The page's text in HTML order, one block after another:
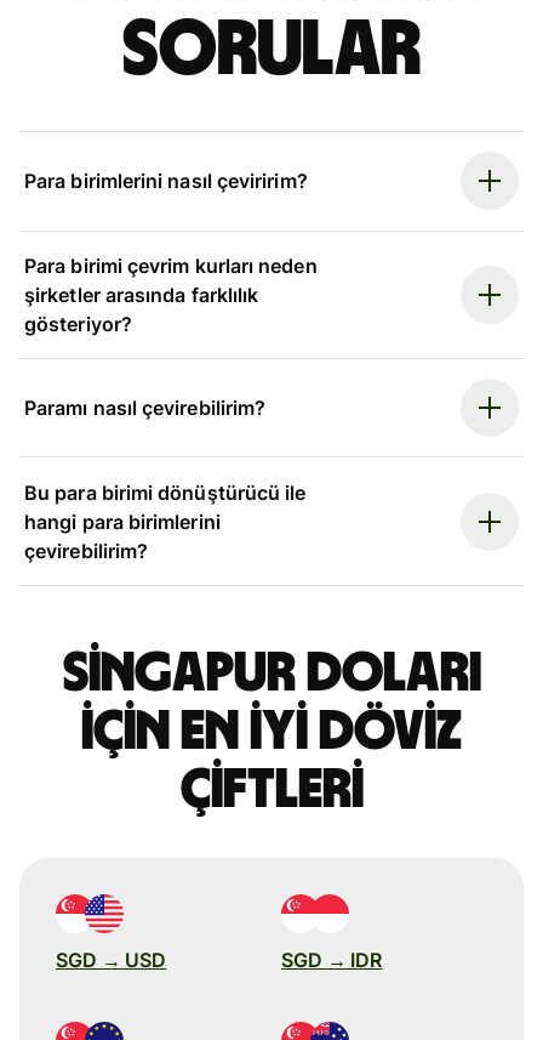
sorular
Para birimlerini nasıl çeviririm?
Para birimi çevrim kurları neden
şirketler arasında farklılık
gösteriyor?
Paramı nasıl çevirebilirim?
Bu para birimi dönüştürücü ile
hangi para birimlerini
çevirebilirim?
Singapur doları
için en iyi döviz
çiftleri
SGD → USD SGD → IDR